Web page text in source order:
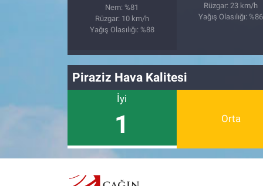
Nem: %81
Rüzgar: 10 km/h
Yağış Olasılığı: %88
Rüzgar: 23 km/h
Yağış Olasılığı: %86
Piraziz Hava Kalitesi
İyi
1 Orta